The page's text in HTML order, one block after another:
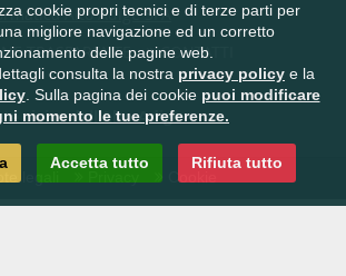
Alto Adige SPA
TRASPARENTE
CONTATTI
civica dell'Alto Adige
legali Cookie
cookie propri tecnici e di terze parti per
migliore navigazione ed un corretto
delle pagine web.
consulta la nostra privacy policy e la
. Sulla pagina dei cookie puoi modificare
momento le tue preferenze.
Accetta tutto Rifiuta tutto